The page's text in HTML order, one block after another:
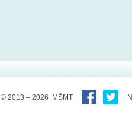
© 2013 – 2026 MŠMT